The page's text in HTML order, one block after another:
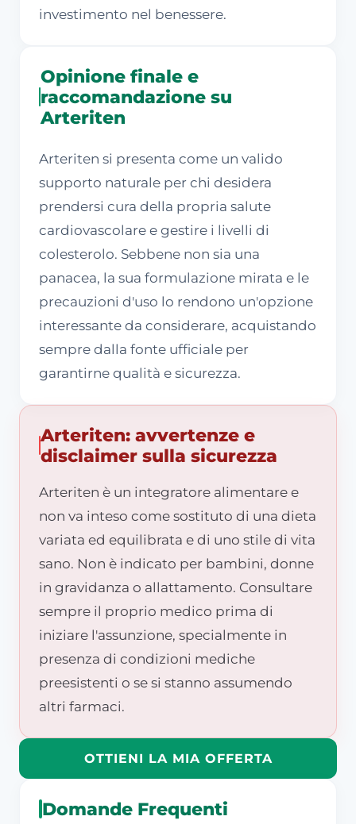
investimento nel benessere.
Opinione finale e
raccomandazione su
Arteriten
Arteriten si presenta come un valido
supporto naturale per chi desidera
prendersi cura della propria salute
cardiovascolare e gestire i livelli di
colesterolo. Sebbene non sia una
panacea, la sua formulazione mirata e le
precauzioni d'uso lo rendono un'opzione
interessante da considerare, acquistando
sempre dalla fonte ufficiale per
garantirne qualità e sicurezza.
Arteriten: avvertenze e
disclaimer sulla sicurezza
Arteriten è un integratore alimentare e
non va inteso come sostituto di una dieta
variata ed equilibrata e di uno stile di vita
sano. Non è indicato per bambini, donne
in gravidanza o allattamento. Consultare
sempre il proprio medico prima di
iniziare l'assunzione, specialmente in
presenza di condizioni mediche
preesistenti o se si stanno assumendo
altri farmaci.
OTTIENI LA MIA OFFERTA
Domande Frequenti